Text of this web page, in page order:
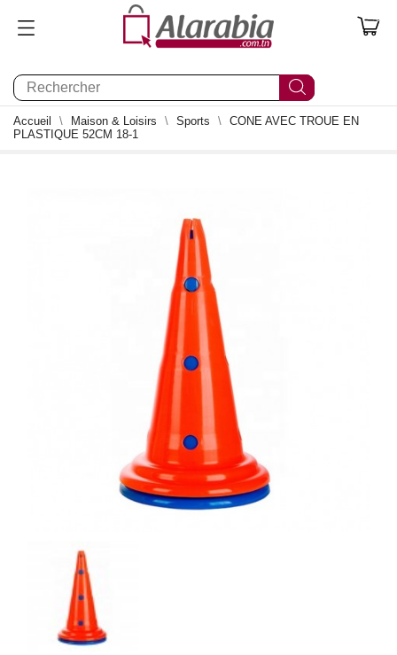
0
Accueil Maison & Loisirs Sports
CONE AVEC TROUE EN
PLASTIQUE 52CM 18-1